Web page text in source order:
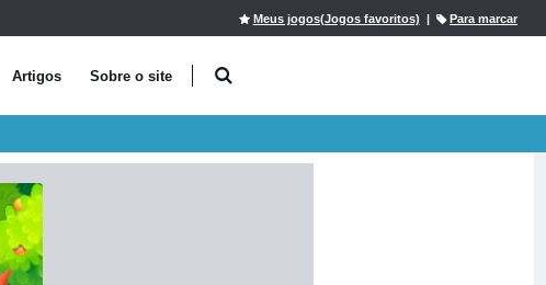
Meus jogos(Jogos favoritos) | Para marcar
Artigos Sobre o site